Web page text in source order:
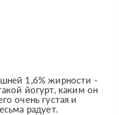
1,6% жирности -
йогурт, каким он
очень густая и
радует.